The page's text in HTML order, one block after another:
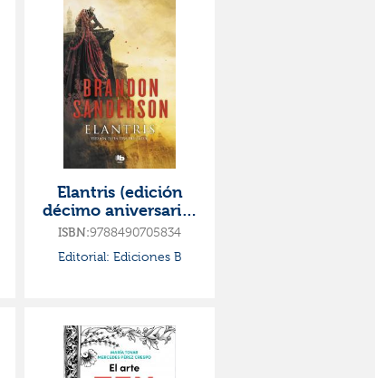
Elantris (edición
décimo aniversario:
versión definitiva
ISBN:9788490705834
Editorial: Ediciones B